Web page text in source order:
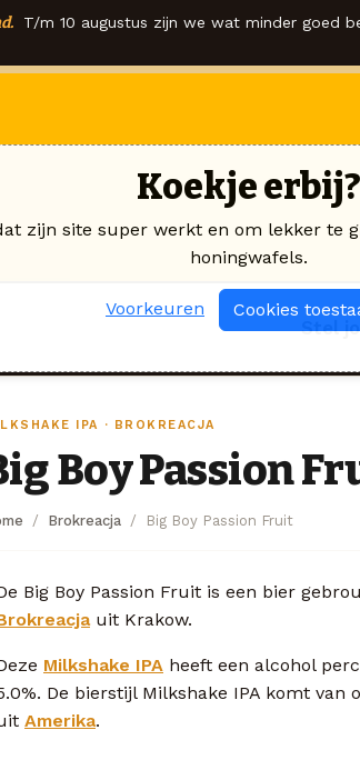
T/m 10 augustus zijn we wat minder goed
Stel
IPA · BROKREACJA
Boy Passion
Brokreacja Big Boy Passion Fruit
Big Boy Passion Fruit is een bier
uit Krakow.
Milkshake IPA heeft een alcohol
De bierstijl Milkshake IPA komt van
Amerika.
Koekje erbij?
zijn site super werkt en om lekker te
honingwafels.
Voorkeuren Cookies